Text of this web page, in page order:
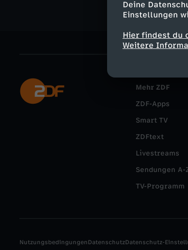
Deine
Einstellungen
Hier findest du
Weitere
Mehr ZDF
ZDF-Apps
Smart TV
ZDFtext
Livestreams
Sendungen A-
TV-Programm
NutzungsbedingungenDatenschutzDatenschutz-